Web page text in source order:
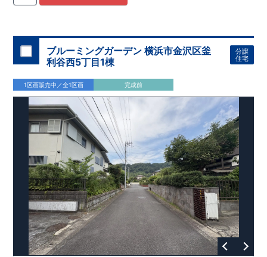
ブルーミングガーデン 横浜市金沢区釜
利谷西5丁目1棟
分譲
住宅
1区画販売中／全1区画 完成前